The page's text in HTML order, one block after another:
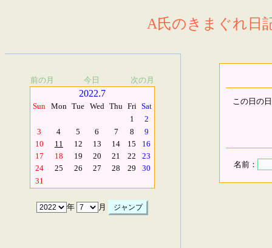
A氏のきまぐれ日
前の月 今日 次の月
2022.7
Sun Mon Tue Wed Thu Fri Sat
1
2
3
4 5 6 7 8
9
10
11 12 13 14 15
16
17
18 19 20 21 22
23
24
25 26 27 28 29
30
31
年 月
この日の
名前：